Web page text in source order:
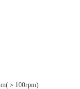
＞100rpm)